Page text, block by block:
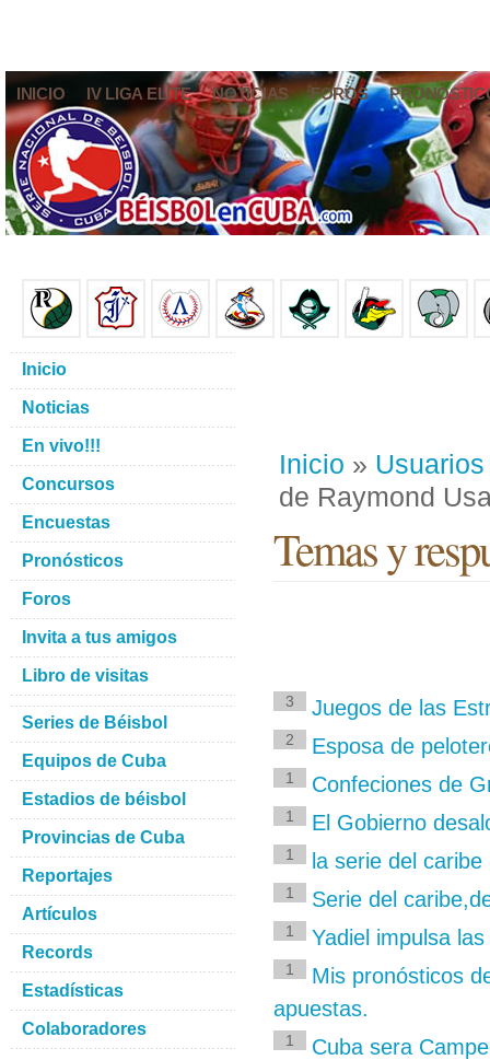
INICIO IV LIGA ELITE NOTICIAS FOROS
Inicio » Usuarios
de Raymond
Temas y
3 Juegos de las
2 Esposa de
1 Confeciones de
1 El Gobierno
1 la serie del
1 Serie del
1 Yadiel impulsa
1
Mis pronósticos
apuestas.
1 Cuba sera
Inicio
Noticias
En vivo!!!
Concursos
Encuestas
Pronósticos
Foros
Invita a tus amigos
Libro de visitas
Series de Béisbol
Equipos de Cuba
Estadios de béisbol
Provincias de Cuba
Reportajes
Artículos
Records
Estadísticas
Colaboradores